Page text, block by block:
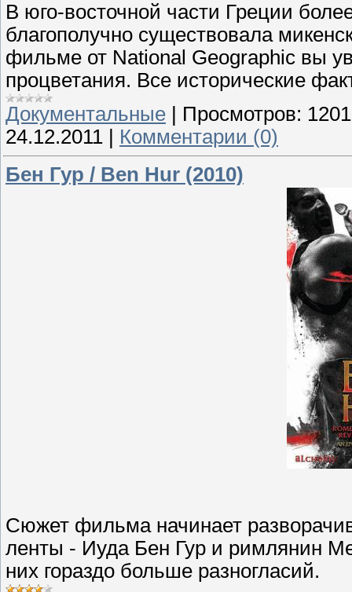
В юго-восточной части Греции
благополучно существовала
фильме от National Geographic вы
процветания. Все исторические
Документальные
Просмотров: 1201
24.12.2011
Комментарии (0)
Бен Гур / Ben Hur (2010)
Сюжет фильма начинает
ленты - Иуда Бен Гур и римлянин
них гораздо больше разногласий.